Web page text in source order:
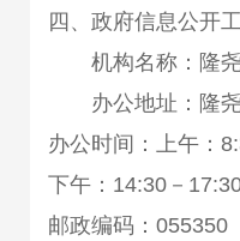
四、政府信息公开
机构名称：隆尧
办公地址：隆尧
办公时间：上午：
下午： 14:30 －
邮政编码： 055350